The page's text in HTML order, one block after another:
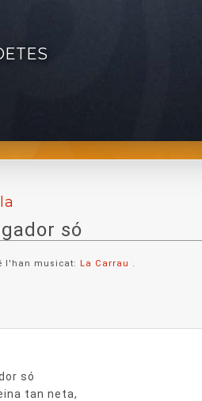
só
l'han musicat:La Carrau .
só
tan neta,